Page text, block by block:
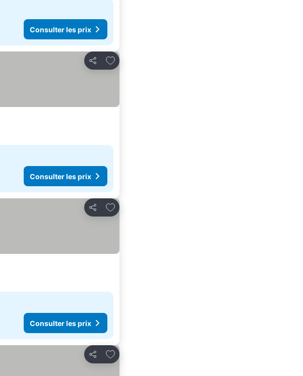
Consulter les prix
Partager
Ajouter à mes favoris
Consulter les prix
Partager
Ajouter à mes favoris
Consulter les prix
Partager
Ajouter à mes favoris